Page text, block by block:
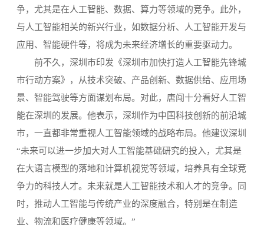
争，尤其是在人工智能、数据、算力等领域的竞争。此外，
与人工智能相关的新兴行业，如数据分析、人工智能开发与
应用、智能硬件等，将成为未来经济增长的重要驱动力。
前不久，深圳市印发《深圳市加快打造人工智能先锋城
市行动方案》，从技术突破、产品创新、数据供给、应用场
景、智能驾驶等方面谋划布局。对此，唐闯十分看好人工智
能在深圳的发展。他表示，深圳作为中国科技创新的前沿城
市，一直都非常重视人工智能领域的战略布局。他建议深圳
“未来可以进一步加大对人工智能基础研究的投入，尤其是
在大语言模型的落地和计算机视觉等领域，培养具有全球竞
争力的科技人才。未来就是人工智能技术和人才的竞争。同
时，推动人工智能与传统产业的深度融合，特别是在制造
业、物流和医疗健康等领域。”